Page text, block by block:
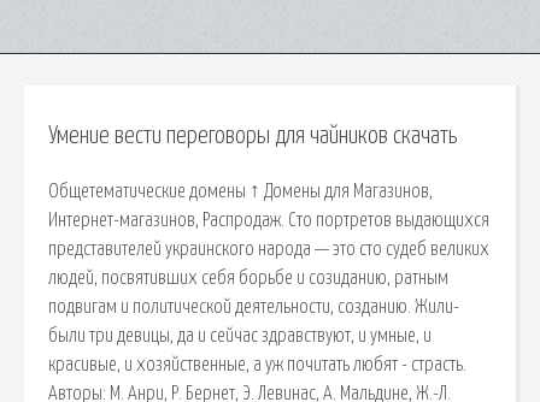
Умение вести переговоры для чайников скачать
Общетематические домены ↑ Домены для Магазинов,
Интернет-магазинов, Распродаж. Сто портретов выдающихся
представителей украинского народа — это сто судеб великих
людей, посвятивших себя борьбе и созиданию, ратным
подвигам и политической деятельности, созданию. Жили-
были три девицы, да и сейчас здравствуют, и умные, и
красивые, и хозяйственные, а уж почитать любят - страсть.
Авторы: М. Анри, Р. Бернет, Э. Левинас, А. Мальдине, Ж.-Л.